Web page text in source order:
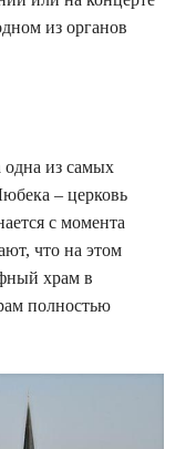
из органов
одна из самых
– церковь
с момента
что на этом
храм в
полностью